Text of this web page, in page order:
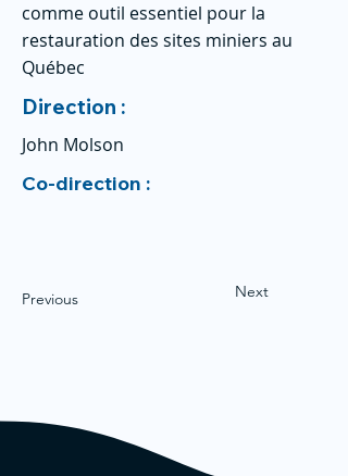
comme outil essentiel pour la
restauration des sites miniers au
Québec
Direction :
John Molson
Co-direction :
Previous Next